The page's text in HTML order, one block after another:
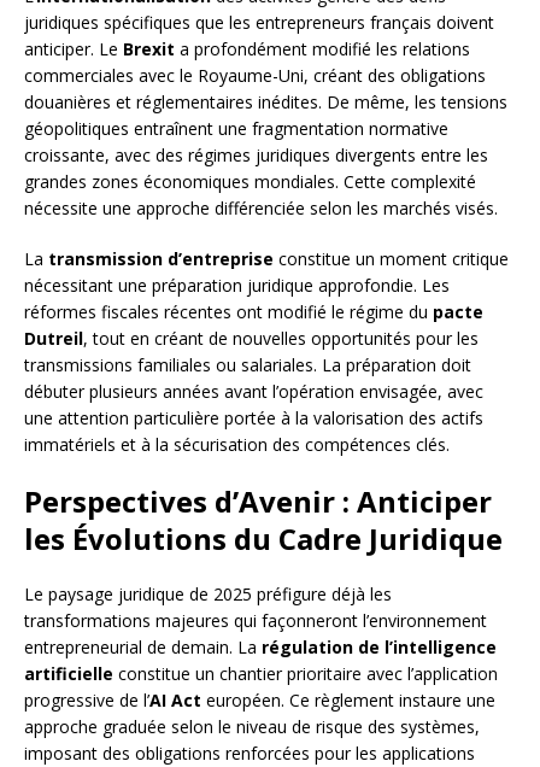
juridiques spécifiques que les entrepreneurs français doivent
anticiper. Le Brexit a profondément modifié les relations
commerciales avec le Royaume-Uni, créant des obligations
douanières et réglementaires inédites. De même, les tensions
géopolitiques entraînent une fragmentation normative
croissante, avec des régimes juridiques divergents entre les
grandes zones économiques mondiales. Cette complexité
nécessite une approche différenciée selon les marchés visés.
La transmission d’entreprise constitue un moment critique
nécessitant une préparation juridique approfondie. Les
réformes fiscales récentes ont modifié le régime du pacte
Dutreil, tout en créant de nouvelles opportunités pour les
transmissions familiales ou salariales. La préparation doit
débuter plusieurs années avant l’opération envisagée, avec
une attention particulière portée à la valorisation des actifs
immatériels et à la sécurisation des compétences clés.
Perspectives d’Avenir : Anticiper
les Évolutions du Cadre Juridique
Le paysage juridique de 2025 préfigure déjà les
transformations majeures qui façonneront l’environnement
entrepreneurial de demain. La régulation de l’intelligence
artificielle constitue un chantier prioritaire avec l’application
progressive de l’AI Act européen. Ce règlement instaure une
approche graduée selon le niveau de risque des systèmes,
imposant des obligations renforcées pour les applications